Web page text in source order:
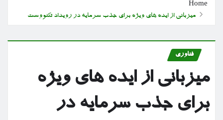
Home
میزبانی از ایده های ویژه برای جذب سرمایه در رویداد تکنووست
فناوری
میزبانی از ایده های ویژه
برای جذب سرمایه در